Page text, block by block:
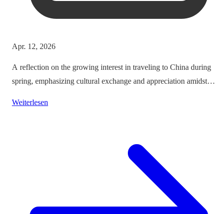
Apr. 12, 2026
A reflection on the growing interest in traveling to China during
spring, emphasizing cultural exchange and appreciation amidst
Weiterlesen